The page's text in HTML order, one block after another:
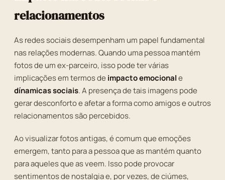
relacionamentos
As redes sociais desempenham um papel fundamental
nas relações modernas. Quando uma pessoa mantém
fotos de um ex-parceiro, isso pode ter várias
implicações em termos de impacto emocionale
dínamicas sociais. A presença de tais imagens pode
gerar desconforto e afetar a forma como amigos e outros
relacionamentos são percebidos.
Ao visualizar fotos antigas, é comum que emoções
emergem, tanto para a pessoa que as mantém quanto
para aqueles que as veem. Isso pode provocar
sentimentos de nostalgia e, por vezes, de ciúmes,